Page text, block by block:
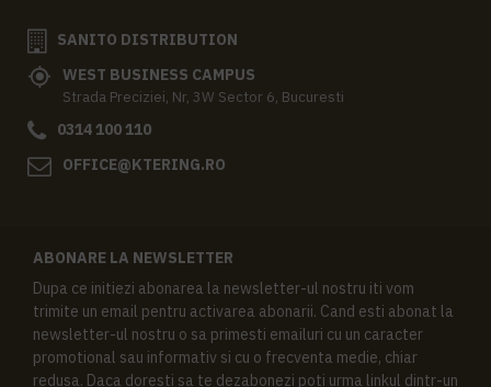
SANITO DISTRIBUTION
WEST BUSINESS CAMPUS
Strada Preciziei, Nr, 3W Sector 6, Bucuresti
0314 100 110
OFFICE@KTERING.RO
ABONARE LA NEWSLETTER
Dupa ce initiezi abonarea la newsletter-ul nostru iti vom
trimite un email pentru activarea abonarii. Cand esti abonat la
newsletter-ul nostru o sa primesti emailuri cu un caracter
promotional sau informativ si cu o frecventa medie, chiar
redusa. Daca doresti sa te dezabonezi poti urma linkul dintr-un